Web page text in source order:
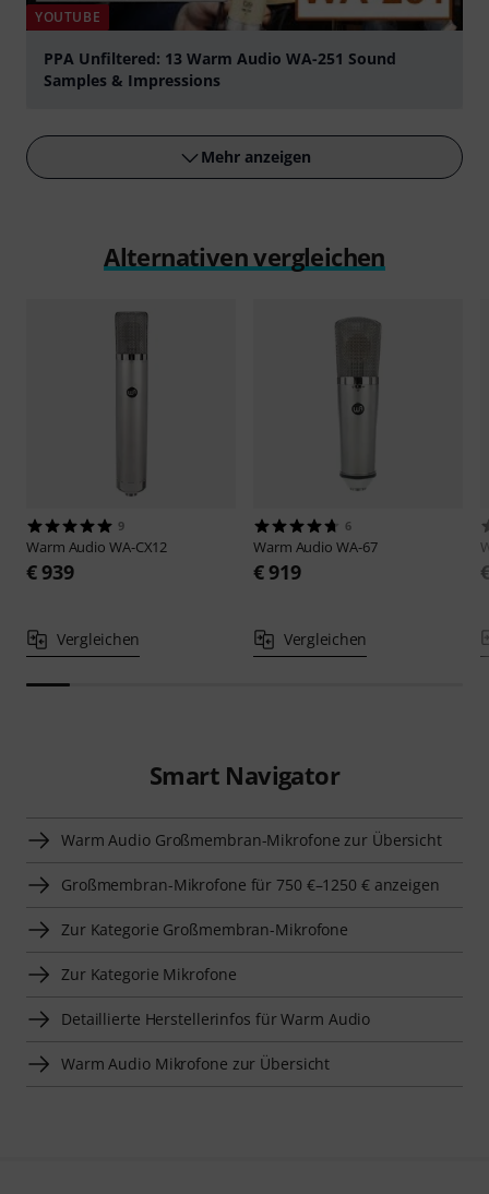
YOUTUBE
PPA Unfiltered: 13 Warm Audio WA-251 Sound
Samples & Impressions
Mehr anzeigen
Alternativen vergleichen
9
Warm Audio WA-CX12
€ 939
Vergleichen
6
Warm Audio WA-67
€ 919
Vergleichen
Smart Navigator
Warm Audio Großmembran-Mikrofone zur Übersicht
Großmembran-Mikrofone für 750 €–1250 € anzeigen
Zur Kategorie Großmembran-Mikrofone
Zur Kategorie Mikrofone
Detaillierte Herstellerinfos für Warm Audio
Warm Audio Mikrofone zur Übersicht